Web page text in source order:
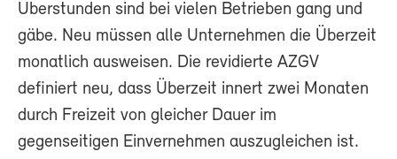
Überstunden sind bei vielen Betrieben gang und
gäbe. Neu müssen alle Unternehmen die Überzeit
monatlich ausweisen. Die revidierte AZGV
definiert neu, dass Überzeit innert zwei Monaten
durch Freizeit von gleicher Dauer im
gegenseitigen Einvernehmen auszugleichen ist.